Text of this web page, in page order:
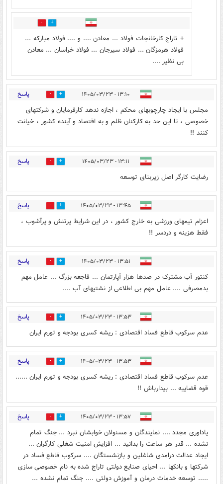
3
+ تاراج کارخانجات فولاد ... معادن .... و .... فولاد مبارکه ...
فولاد هرمزگان ... فولاد سیرجان ... فولاد خراسان ... معادن
بی نظیر ....
۱۳:۱۰ - ۱۴۰۵/۰۳/۲۳ 4 پاسخ
مجلس با ایجاد چارچوبهای محکم ، اجازه ندهد کارفرمایان و شرکتهای
خصوصی ، تا این حد به کارکنان ظلم و به اقتصاد و آینده کشور ، خیانت
کنند !!
۱۳:۱۱ - ۱۴۰۵/۰۳/۲۳ 3 پاسخ
رضایت کارگر اصل زیربنای توسعه
۱۳:۴۵ - ۱۴۰۵/۰۳/۲۳ 1 پاسخ
اعزام تیمهای ورزشی به خارج کشور ، در این شرایط پرتنش و پرآشوب ،
فقط هزینه و دردسر !!
۱۳:۵۱ - ۱۴۰۵/۰۳/۲۳ 3 پاسخ
کنتور آب مشترک در صدها هزار آپارتمان ... فاجعه بزرگ ... عامل مهم
بدمصرفی .... عامل مهم بی اطلاعی از نشتیهای آب ....
۱۳:۵۳ - ۱۴۰۵/۰۳/۲۳ 2 پاسخ
عدم سرکوب قاطع فساد اقتصادی : ریشه کسری بودجه و تورم ایران
۱۳:۵۳ - ۱۴۰۵/۰۳/۲۳ 2 پاسخ
عدم سرکوب قاطع فساد اقتصادی : ریشه کسری بودجه و تورم ایران ......
قوه قضاییه ... بیدارباش !!
۱۳:۵۷ - ۱۴۰۵/۰۳/۲۳ 3 پاسخ
یاداوری مجدد .... نمایندگان و مسنولان خوابشان نبرد ... جنگ تمام
نشده ... قدر هر ساعت را بدانید ... افزایش امنیت شغلی کارگران ...
ایجاد عدالت درامدی شاغلین و بازنشستگان .... سرکوب قاطع فساد در
شرکتها و بانکها ... احیای صنایع دولتی تاراج شده به نام خصوصی سازی
..... توسعه خدمات درمان و آموزش دولتی .... جنگ تمام نشده ...